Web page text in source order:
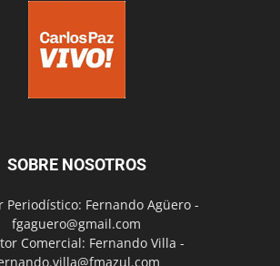
SOBRE NOSOTROS
Periodístico: Fernando Agüero -
fgaguero@gmail.com
Comercial: Fernando Villa -